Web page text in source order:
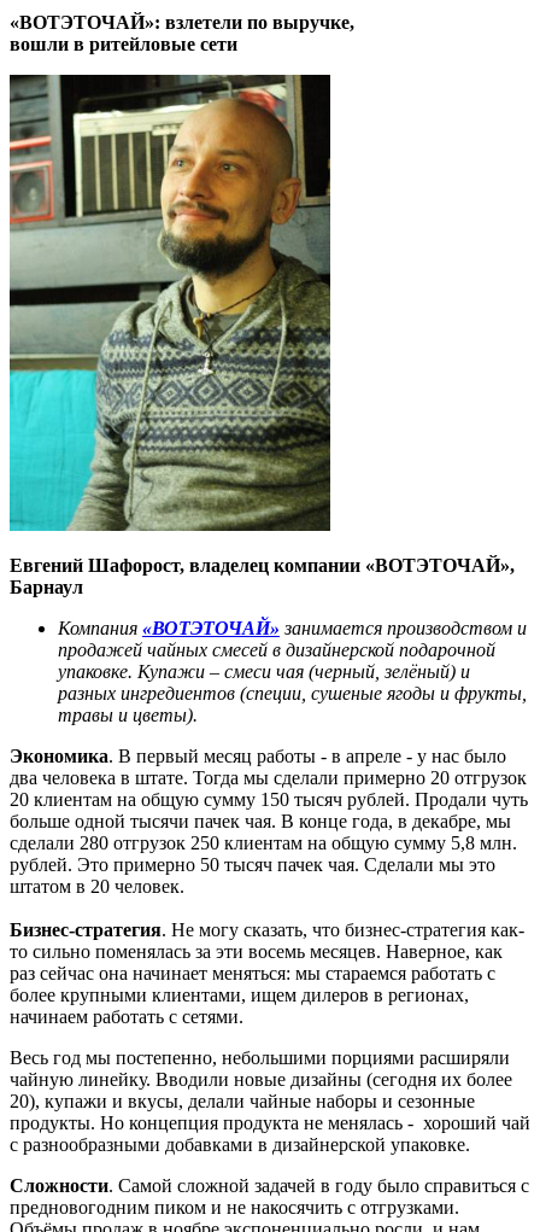
«ВОТЭТОЧАЙ»: взлетели по выручке,
вошли в ритейловые сети
Евгений Шафорост, владелец компании «ВОТЭТОЧАЙ»,
Барнаул
Компания «ВОТЭТОЧАЙ» занимается производством и
продажей чайных смесей в дизайнерской подарочной
упаковке. Купажи – смеси чая (черный, зелёный) и
разных ингредиентов (специи, сушеные ягоды и фрукты,
травы и цветы).
Экономика. В первый месяц работы - в апреле - у нас было
два человека в штате. Тогда мы сделали примерно 20 отгрузок
20 клиентам на общую сумму 150 тысяч рублей. Продали чуть
больше одной тысячи пачек чая. В конце года, в декабре, мы
сделали 280 отгрузок 250 клиентам на общую сумму 5,8 млн.
рублей. Это примерно 50 тысяч пачек чая. Сделали мы это
штатом в 20 человек.
Бизнес-стратегия. Не могу сказать, что бизнес-стратегия как-
то сильно поменялась за эти восемь месяцев. Наверное, как
раз сейчас она начинает меняться: мы стараемся работать с
более крупными клиентами, ищем дилеров в регионах,
начинаем работать с сетями.
Весь год мы постепенно, небольшими порциями расширяли
чайную линейку. Вводили новые дизайны (сегодня их более
20), купажи и вкусы, делали чайные наборы и сезонные
продукты. Но концепция продукта не менялась - хороший чай
с разнообразными добавками в дизайнерской упаковке.
Сложности. Самой сложной задачей в году было справиться с
предновогодним пиком и не накосячить с отгрузками.